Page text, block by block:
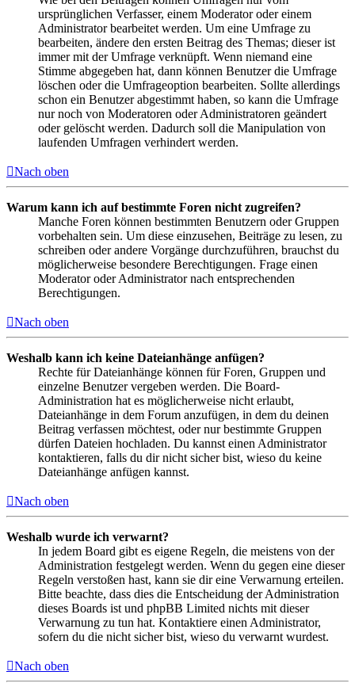
ursprünglichen Verfasser, einem Moderator oder einem
Administrator bearbeitet werden. Um eine Umfrage zu
bearbeiten, ändere den ersten Beitrag des Themas; dieser ist
immer mit der Umfrage verknüpft. Wenn niemand eine
Stimme abgegeben hat, dann können Benutzer die Umfrage
löschen oder die Umfrageoption bearbeiten. Sollte allerdings
schon ein Benutzer abgestimmt haben, so kann die Umfrage
nur noch von Moderatoren oder Administratoren geändert
oder gelöscht werden. Dadurch soll die Manipulation von
laufenden Umfragen verhindert werden.
Nach oben
Warum kann ich auf bestimmte Foren nicht zugreifen?
Manche Foren können bestimmten Benutzern oder Gruppen
vorbehalten sein. Um diese einzusehen, Beiträge zu lesen, zu
schreiben oder andere Vorgänge durchzuführen, brauchst du
möglicherweise besondere Berechtigungen. Frage einen
Moderator oder Administrator nach entsprechenden
Berechtigungen.
Nach oben
Weshalb kann ich keine Dateianhänge anfügen?
Rechte für Dateianhänge können für Foren, Gruppen und
einzelne Benutzer vergeben werden. Die Board-
Administration hat es möglicherweise nicht erlaubt,
Dateianhänge in dem Forum anzufügen, in dem du deinen
Beitrag verfassen möchtest, oder nur bestimmte Gruppen
dürfen Dateien hochladen. Du kannst einen Administrator
kontaktieren, falls du dir nicht sicher bist, wieso du keine
Dateianhänge anfügen kannst.
Nach oben
Weshalb wurde ich verwarnt?
In jedem Board gibt es eigene Regeln, die meistens von der
Administration festgelegt werden. Wenn du gegen eine dieser
Regeln verstoßen hast, kann sie dir eine Verwarnung erteilen.
Bitte beachte, dass dies die Entscheidung der Administration
dieses Boards ist und phpBB Limited nichts mit dieser
Verwarnung zu tun hat. Kontaktiere einen Administrator,
sofern du die nicht sicher bist, wieso du verwarnt wurdest.
Nach oben